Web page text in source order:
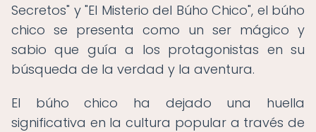
Secretos" y "El Misterio del Búho Chico", el búho
chico se presenta como un ser mágico y
sabio que guía a los protagonistas en su
búsqueda de la verdad y la aventura.
El búho chico ha dejado una huella
significativa en la cultura popular a través de